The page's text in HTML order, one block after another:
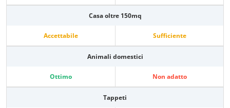
Casa oltre 150mq
Accettabile Sufficiente
Animali domestici
Ottimo Non adatto
Tappeti